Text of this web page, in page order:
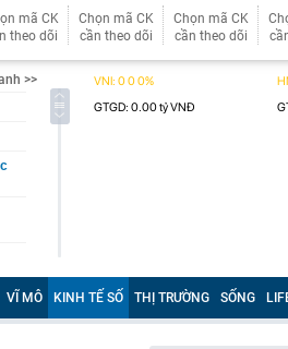
mã CK
theo dõi
Chọn mã CK
cần theo dõi
Chọn mã CK
cần theo dõi
>>
VĨ MÔ KINH TẾ SỐ THỊ TRƯỜNG SỐNG